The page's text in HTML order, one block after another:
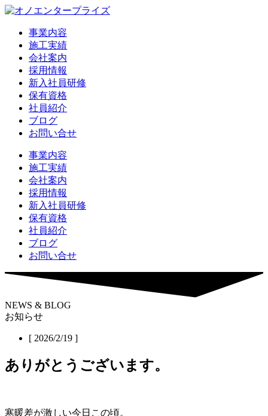
事業内容
施工実績
会社案内
採用情報
新入社員研修
保有資格
社員紹介
ブログ
お問い合せ
事業内容
施工実績
会社案内
採用情報
新入社員研修
保有資格
社員紹介
ブログ
お問い合せ
NEWS & BLOG
お知らせ
[ 2026/2/19 ]
ありがとうございます。
寒暖差が激しい今日この頃。